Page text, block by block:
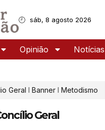
sáb, 8 agosto 2026
Opinião Notícias
Geral BannerI Metodismo
Geral